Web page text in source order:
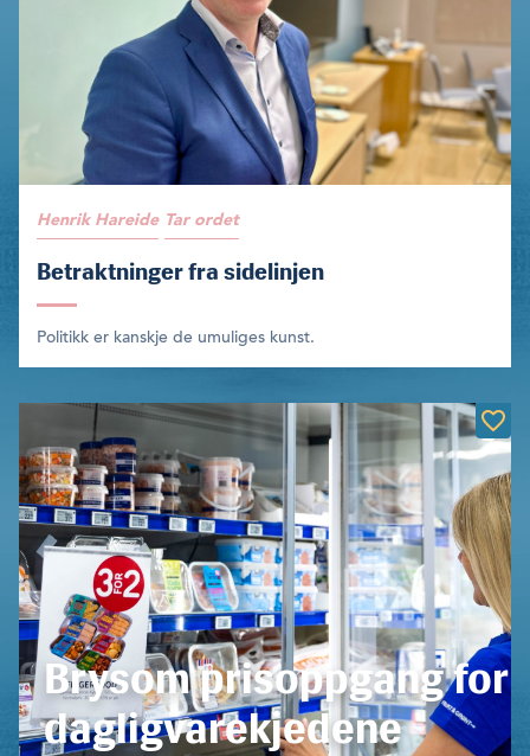
Henrik Hareide Tar ordet
Betraktninger fra sidelinjen
Politikk er kanskje de umuliges kunst.
Brysom prisoppgang for
dagligvarekjedene